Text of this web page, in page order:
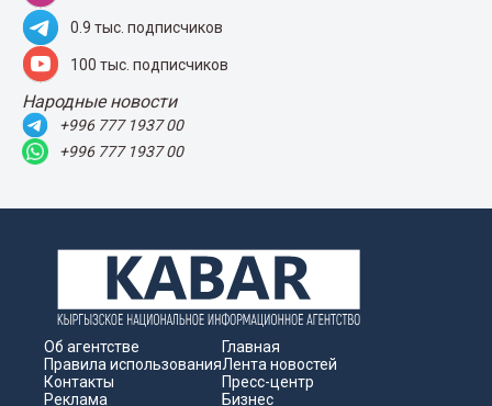
0.9 тыс. подписчиков
100 тыс. подписчиков
Народные новости
+996 777 1937 00
+996 777 1937 00
Об агентстве
Правила использования
Контакты
Реклама
Главная
Лента новостей
Пресс-центр
Бизнес